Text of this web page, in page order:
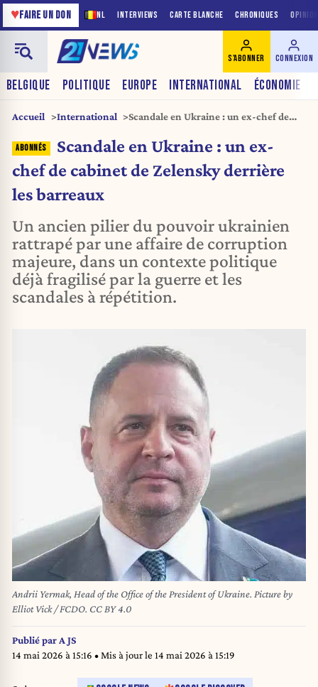
NL INTERVIEWS CARTE BLANCHE CHRONIQUES
♥FAIRE UN DON
BELGIQUE POLITIQUE EUROPE INTERNATIONAL ÉCONOMIE
S'ABONNER CONNEXION
Accueil International
Scandale en Ukraine : un ex-chef de
barreaux
Scandale en Ukraine : un ex-
chef de cabinet de Zelensky derrière
les barreaux
Un ancien pilier du pouvoir ukrainien
rattrapé par une affaire de corruption
majeure, dans un contexte politique
déjà fragilisé par la guerre et les
scandales à répétition.
Andrii Yermak, Head of the Office of the President of Ukraine. Picture by
Elliot Vick / FCDO. CC BY 4.0
Publié par A JS
14 mai 2026 à 15:16 • Mis à jour le 14 mai 2026 à 15:19